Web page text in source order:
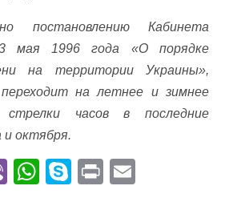
постановлению Кабинета
мая 1996 года «О порядке
нa территории Украины»,
на летнее и зимнее
стрелки часов в последние
и октября.
Vi W S Pr